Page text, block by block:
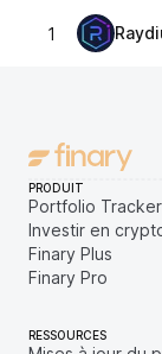
1
PRODUIT
Portfolio Tracker
Investir en
Finary Plus
Finary Pro
RESSOURCES